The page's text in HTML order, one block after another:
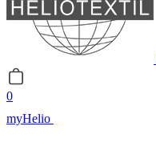
0
myHelio